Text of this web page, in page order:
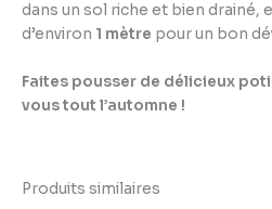
dans un sol riche et bien drainé,
d’environ 1 mètre pour un bon
Faites pousser de délicieux
vous tout l’automne !
Produits similaires